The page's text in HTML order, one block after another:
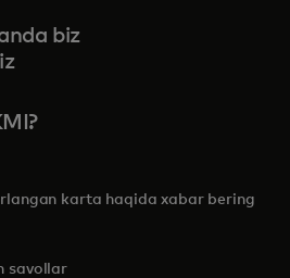
biz
karta haqida xabar bering
savollar